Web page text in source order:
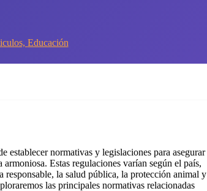
Educación
establecer normativas y legislaciones para asegurar
Estas regulaciones varían según el país,
responsable, la salud pública, la protección animal y
las principales normativas relacionadas